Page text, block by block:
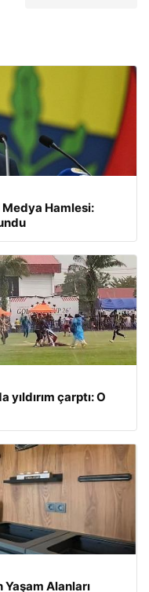
Medya Hamlesi:
yıldırım çarptı: O
Alanları